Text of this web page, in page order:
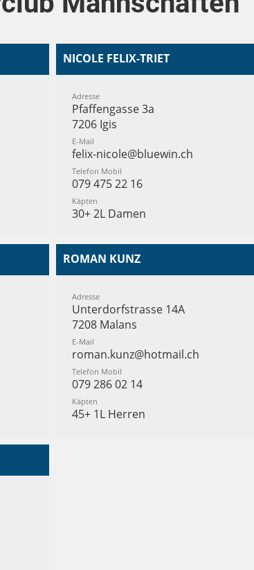
NICOLE FELIX-TRIET
Adresse
Pfaffengasse 3a
7206 Igis
E-Mail
felix-nicole@bluewin.ch
Telefon Mobil
079 475 22 16
Käpten
30+ 2L Damen
ROMAN KUNZ
Adresse
Unterdorfstrasse 14A
7208 Malans
E-Mail
roman.kunz@hotmail.ch
Telefon Mobil
079 286 02 14
Käpten
45+ 1L Herren